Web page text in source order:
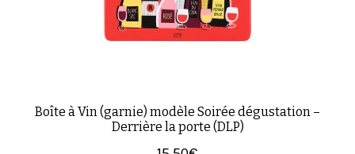
Boîte à Vin (garnie) modèle Soirée dégustation –
Derrière la porte (DLP)